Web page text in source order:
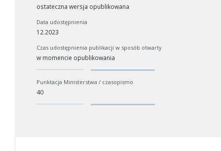
ostateczna wersja opublikowana
Data udostępnienia
12.2023
Czas udostępnienia publikacji w sposób otwarty
w momencie opublikowania
Punktacja Ministerstwa / czasopismo
40